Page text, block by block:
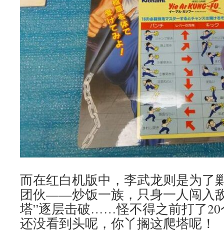
而在红白机版中，李武龙则是为了
团伙——炒饭一族，只身一人闯入
塔”逐层击破……怪不得之前打了20
还没看到头呢，你丫搁这爬塔呢！